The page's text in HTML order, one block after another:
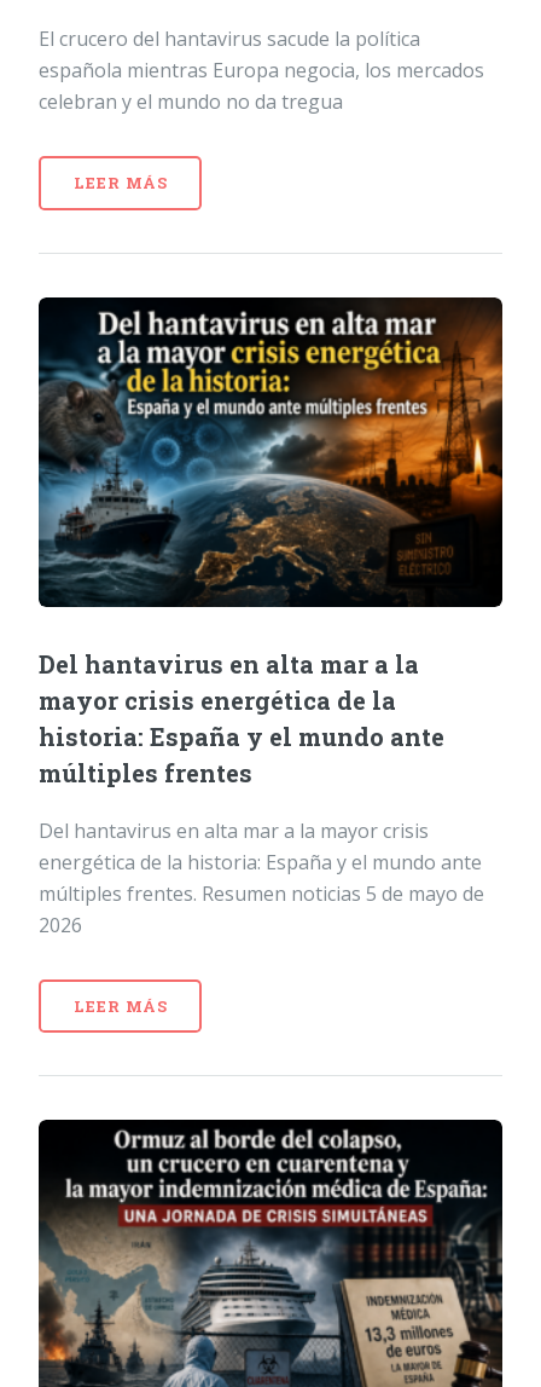
El crucero del hantavirus sacude la política
española mientras Europa negocia, los mercados
celebran y el mundo no da tregua
LEER MÁS
Del hantavirus en alta mar a la
mayor crisis energética de la
historia: España y el mundo ante
múltiples frentes
Del hantavirus en alta mar a la mayor crisis
energética de la historia: España y el mundo ante
múltiples frentes. Resumen noticias 5 de mayo de
2026
LEER MÁS